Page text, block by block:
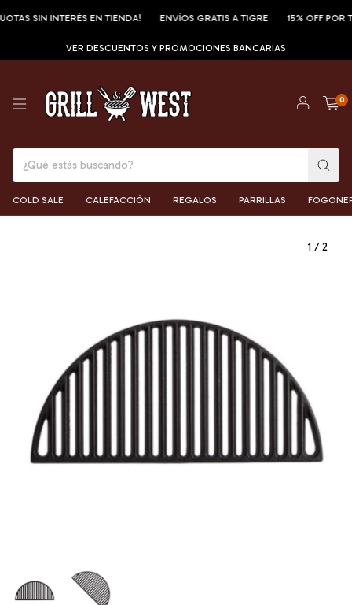
SIN INTERÉS EN TIENDA! ENVÍOS GRATIS A TIGRE 15% OFF POR
VER DESCUENTOS Y PROMOCIONES BANCARIAS
0
COLD SALE CALEFACCIÓN REGALOS PARRILLAS
1 /2